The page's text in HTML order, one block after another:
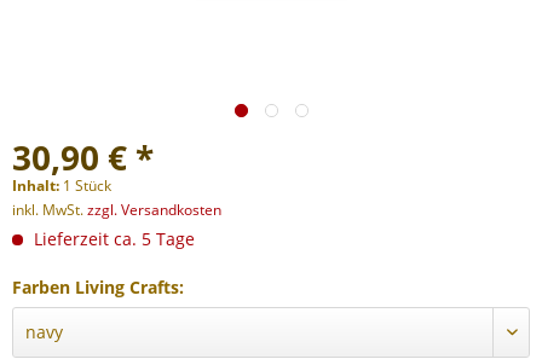
30,90 € *
Inhalt: 1 Stück
inkl. MwSt.zzgl. Versandkosten
Lieferzeit ca. 5 Tage
Farben Living Crafts: